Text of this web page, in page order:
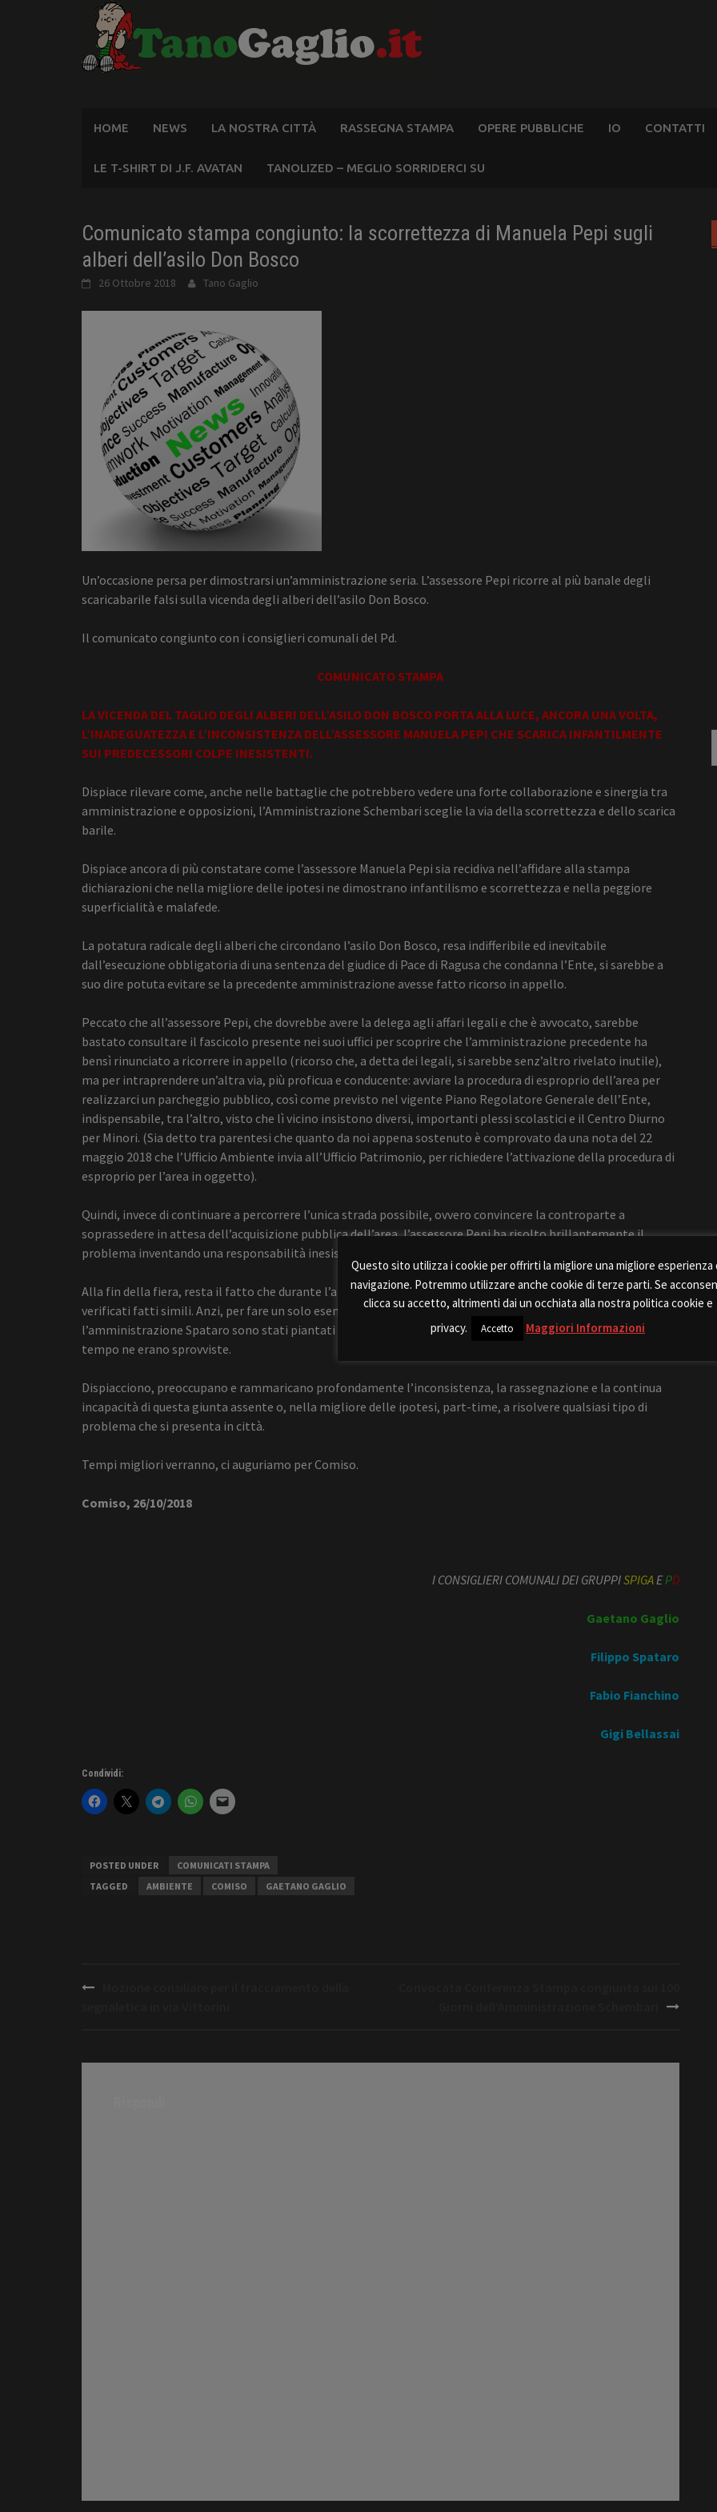
HOME NEWS LA NOSTRA CITTÀ RASSEGNA STAMPA OPERE PUBBLICHE IO CONTATTI
LE T-SHIRT DI J.F. AVATAN TANOLIZED – MEGLIO SORRIDERCI SU
Comunicato stampa congiunto: la scorrettezza di Manuela Pepi sugli
alberi dell’asilo Don Bosco
26 Ottobre 2018 Tano Gaglio
Un’occasione persa per dimostrarsi un’amministrazione seria. L’assessore Pepi ricorre al più banale degli
scaricabarile falsi sulla vicenda degli alberi dell’asilo Don Bosco.
Il comunicato congiunto con i consiglieri comunali del Pd.
COMUNICATO STAMPA
LA VICENDA DEL TAGLIO DEGLI ALBERI DELL’ASILO DON BOSCO PORTA ALLA LUCE, ANCORA UNA VOLTA,
L’INADEGUATEZZA E L’INCONSISTENZA DELL’ASSESSORE MANUELA PEPI CHE SCARICA INFANTILMENTE
SUI PREDECESSORI COLPE INESISTENTI.
Dispiace rilevare come, anche nelle battaglie che potrebbero vedere una forte collaborazione e sinergia tra
amministrazione e opposizioni, l’Amministrazione Schembari sceglie la via della scorrettezza e dello scarica
barile.
Dispiace ancora di più constatare come l’assessore Manuela Pepi sia recidiva nell’affidare alla stampa
dichiarazioni che nella migliore delle ipotesi ne dimostrano infantilismo e scorrettezza e nella peggiore
superficialità e malafede.
La potatura radicale degli alberi che circondano l’asilo Don Bosco, resa indifferibile ed inevitabile
dall’esecuzione obbligatoria di una sentenza del giudice di Pace di Ragusa che condanna l’Ente, si sarebbe a
suo dire potuta evitare se la precedente amministrazione avesse fatto ricorso in appello.
Peccato che all’assessore Pepi, che dovrebbe avere la delega agli affari legali e che è avvocato, sarebbe
bastato consultare il fascicolo presente nei suoi uffici per scoprire che l’amministrazione precedente ha
bensì rinunciato a ricorrere in appello (ricorso che, a detta dei legali, si sarebbe senz’altro rivelato inutile),
ma per intraprendere un’altra via, più proficua e conducente: avviare la procedura di esproprio dell’area per
realizzarci un parcheggio pubblico, così come previsto nel vigente Piano Regolatore Generale dell’Ente,
indispensabile, tra l’altro, visto che lì vicino insistono diversi, importanti plessi scolastici e il Centro Diurno
per Minori. (Sia detto tra parentesi che quanto da noi appena sostenuto è comprovato da una nota del 22
maggio 2018 che l’Ufficio Ambiente invia all’Ufficio Patrimonio, per richiedere l’attivazione della procedura di
esproprio per l’area in oggetto).
Quindi, invece di continuare a percorrere l’unica strada possibile, ovvero convincere la controparte a
soprassedere in attesa dell’acquisizione pubblica dell’area, l’assessore Pepi ha risolto brillantemente il
problema inventando una responsabilità inesistente di chi l’ha preceduta.
Alla fin della fiera, resta il fatto che durante l’amministrazione Spataro mai, e sottolineiamo mai, si sono
verificati fatti simili. Anzi, per fare un solo esempio, con l’aiuto e la collaborazione delle scolaresche, sotto
l’amministrazione Spataro sono stati piantati in città oltre 100 (cento) alberi in quelle aiuole che da troppo
tempo ne erano sprovviste.
Dispiacciono, preoccupano e rammaricano profondamente l’inconsistenza, la rassegnazione e la continua
incapacità di questa giunta assente o, nella migliore delle ipotesi, part-time, a risolvere qualsiasi tipo di
problema che si presenta in città.
Tempi migliori verranno, ci auguriamo per Comiso.
Comiso, 26/10/2018
I CONSIGLIERI COMUNALI DEI GRUPPISPIGAEPD
Gaetano Gaglio
Filippo Spataro
Fabio Fianchino
Gigi Bellassai
Condividi:
POSTED UNDER
COMUNICATI STAMPA
TAGGED
AMBIENTE COMISO GAETANO GAGLIO
Post
Questo sito utilizza i cookie per offrirti la migliore una migliore esperienza
navigazione. Potremmo utilizzare anche cookie di terze parti. Se
clicca su accetto, altrimenti dai un occhiata alla nostra politica cookie e
privacy.
Accetto Maggiori Informazioni